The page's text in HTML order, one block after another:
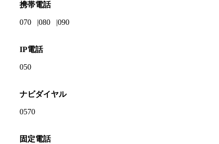
携帯電話
070 080 090
IP電話
050
ナビダイヤル
0570
固定電話